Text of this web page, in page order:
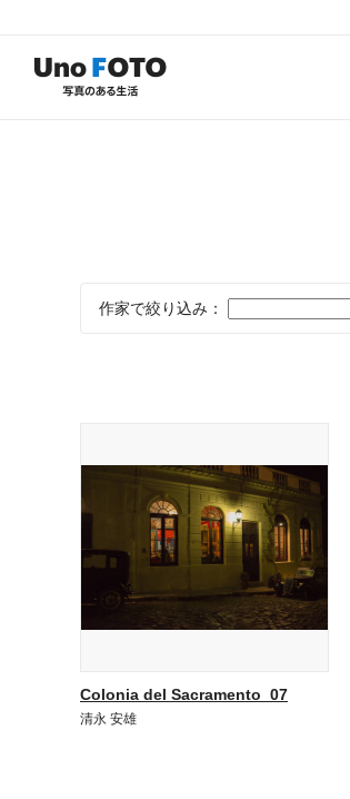
作家で絞り込み：
Colonia del Sacramento_07
清永 安雄